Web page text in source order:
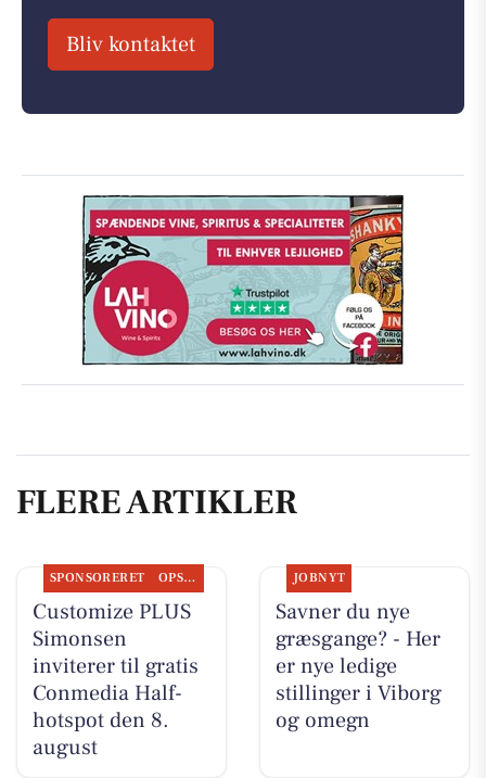
Bliv kontaktet
FLERE ARTIKLER
SPONSORERET OPSLAGSTAVLEN
Customize PLUS
Simonsen
inviterer til gratis
Conmedia Half-
hotspot den 8.
august
JOBNYT
Savner du nye
græsgange? - Her
er nye ledige
stillinger i Viborg
og omegn